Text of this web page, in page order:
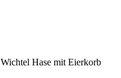
Hase mit Eierkorb